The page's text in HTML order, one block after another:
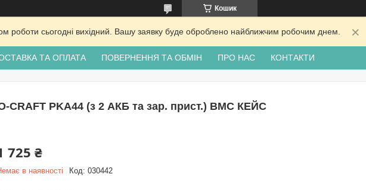
Кошик
роботи сьогодні вихідний. Вашу заявку буде оброблено найближчим робочим днем.
ТА ОПЛАТА ПОВЕРНЕННЯ ТА ОБМІН ПРО НАС КОНТАКТИ
CRAFT PKA44 (з 2 АКБ та зар. прист.) BMC КЕЙС
725 ₴
в наявності Код: 030442